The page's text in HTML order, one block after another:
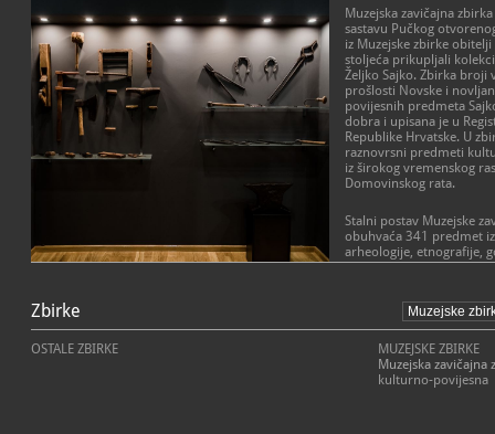
Muzejska zavičajna
sastavu Pučkog
iz Muzejske zbirke
stoljeća prikupljali
Željko Sajko. Zbirka broji
prošlosti Novske i
povijesnih predmeta
dobra i upisana je u
Republike Hrvatske. U
raznovrsni predmeti
iz širokog vremenskog
Domovinskog rata.
Stalni postav Muzejske
obuhvaća 341 predmet
arheologije, etnografije,
prometa, svakodnevnog
oružja i opreme do
Domovinskog rata na
renovacije prostora
sklopu zgrade Pučkog
stalni postav je svečano
godine.
Zbirke
OSTALE ZBIRKE
MUZEJSKE ZBIRKE
Muzejska zavičajna
kulturno-povijesna